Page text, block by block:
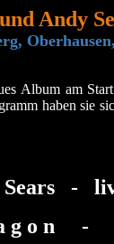
Andy
Album am
haben sie
Sears -
a g o n -